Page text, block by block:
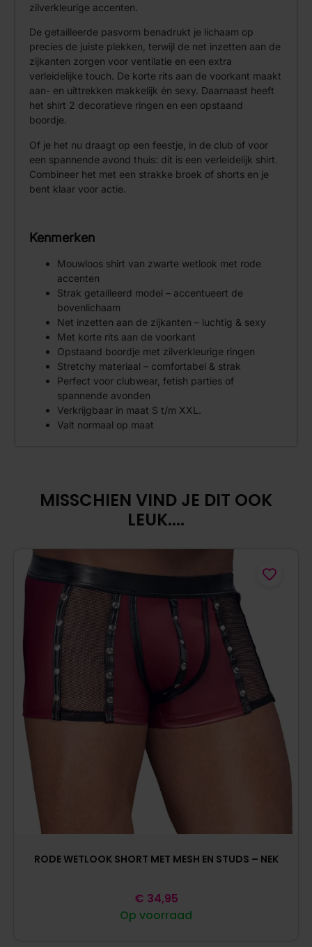
zilverkleurige accenten.
De getailleerde pasvorm benadrukt je lichaam op
precies de juiste plekken, terwijl de net inzetten aan de
zijkanten zorgen voor ventilatie en een extra
verleidelijke touch. De korte rits aan de voorkant maakt
aan- en uittrekken makkelijk én sexy. Daarnaast heeft
het shirt 2 decoratieve ringen en een opstaand
boordje.
Of je het nu draagt op een feestje, in de club of voor
een spannende avond thuis: dit is een verleidelijk shirt.
Combineer het met een strakke broek of shorts en je
bent klaar voor actie.
Kenmerken
Mouwloos shirt van zwarte wetlook met rode
accenten
Strak getailleerd model – accentueert de
bovenlichaam
Net inzetten aan de zijkanten – luchtig & sexy
Met korte rits aan de voorkant
Opstaand boordje met zilverkleurige ringen
Stretchy materiaal – comfortabel & strak
Perfect voor clubwear, fetish parties of
spannende avonden
Verkrijgbaar in maat S t/m XXL.
Valt normaal op maat
MISSCHIEN VIND JE DIT OOK
LEUK....
RODE WETLOOK SHORT MET MESH EN STUDS – NEK
Op voorraad
€ 34,95